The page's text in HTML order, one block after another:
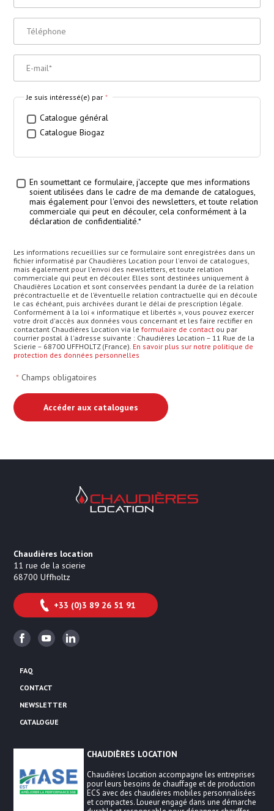
Je suis intéressé(e) par *
Catalogue général
Catalogue Biogaz
Traitement des données *
En soumettant ce formulaire, j'accepte que mes informations
soient utilisées dans le cadre de ma demande de catalogues,
mais également pour l'envoi des newsletters, et toute relation
commerciale qui peut en découler, cela conformément à la
déclaration de confidentialité.*
Les informations recueillies sur ce formulaire sont enregistrées dans un
fichier informatisé par Chaudières Location pour l'envoi de catalogues,
mais également pour l'envoi des newsletters, et toute relation
commerciale qui peut en découler. Elles sont destinées uniquement à
Chaudières Location et sont conservées pendant la durée de la relation
précontractuelle et de l’éventuelle relation contractuelle qui en découle
le cas échéant, puis archivées durant le délai de prescription légale.
Conformément à la loi « informatique et libertés », vous pouvez exercer
votre droit d'accès aux données vous concernant et les faire rectifier en
contactant Chaudières Location via le formulaire de contact ou par
courrier postal à l'adresse suivante : Chaudières Location – 11 Rue de la
Scierie – 68700 UFFHOLTZ (France). En savoir plus sur notre politique de
protection des données personnelles
* Champs obligatoires
Chaudières Location Location de
Chaudières location
11 rue de la scierie
68700 Uffholtz
+33 (0)3 89 26 51 91
FacebookYoutubeLinkedin
FAQ
CONTACT
NEWSLETTER
CATALOGUE
CHAUDIÈRES LOCATION
Chaudières Location accompagne les entreprises
pour leurs besoins de chauffage et de production
ECS avec des chaudières mobiles personnalisées
et compactes. Loueur engagé dans une démarche